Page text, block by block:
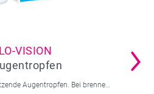
VISION
Befeuchtende und schützende Augentropfen. Bei brennenden und tränenden Augen und Sandkorngefühl.